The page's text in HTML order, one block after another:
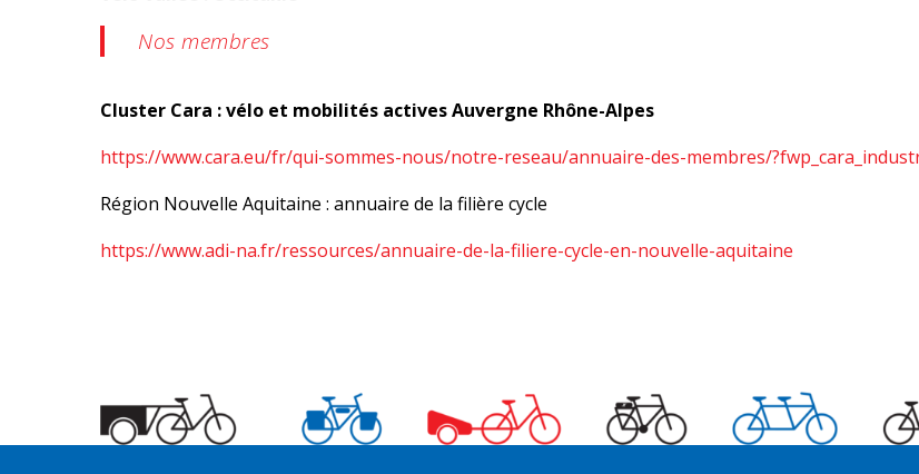
Nos membres
Cluster Cara : vélo et mobilités actives Auvergne Rhône-Alpes
https://www.cara.eu/fr/qui-sommes-nous/notre-reseau/annuaire-des-membres/
Région Nouvelle Aquitaine : annuaire de la filière cycle
https://www.adi-na.fr/ressources/annuaire-de-la-filiere-cycle-en-nouvelle-aquitaine